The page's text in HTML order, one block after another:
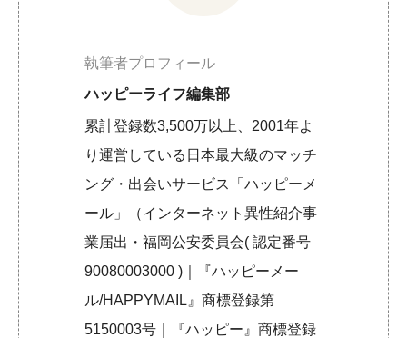
執筆者プロフィール
ハッピーライフ編集部
累計登録数3,500万以上、2001年よ
り運営している日本最大級のマッチ
ング・出会いサービス「ハッピーメ
ール」（インターネット異性紹介事
業届出・福岡公安委員会( 認定番号
90080003000 )｜『ハッピーメー
ル/HAPPYMAIL』商標登録第
5150003号｜『ハッピー』商標登録